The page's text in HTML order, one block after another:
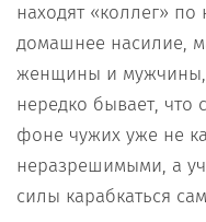
находят «коллег»
домашнее насилие,
женщины и
нередко бывает,
фоне чужих уже не
неразрешимыми, а
силы карабкаться